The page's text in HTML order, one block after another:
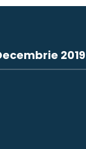
2019